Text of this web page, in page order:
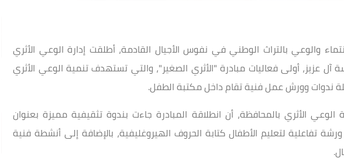
والوعي بالتراث الوطني في نفوس الأجيال القادمة، أطلقت إدارة الوعي الأثري
عزيز، أولى فعاليات مبادرة "الأثري الصغير"، والتي تستهدف تنمية الوعي الأثري
ندوات وورش عمل فنية تقام داخل مكتبة الطفل.
الأثري بالمحافظة، أن انطلاقة المبادرة جاءت بندوة تثقيفية مميزة بعنوان
تفاعلية لتعليم الأطفال كتابة الحروف الهيروغليفية، بالإضافة إلى أنشطة فنية